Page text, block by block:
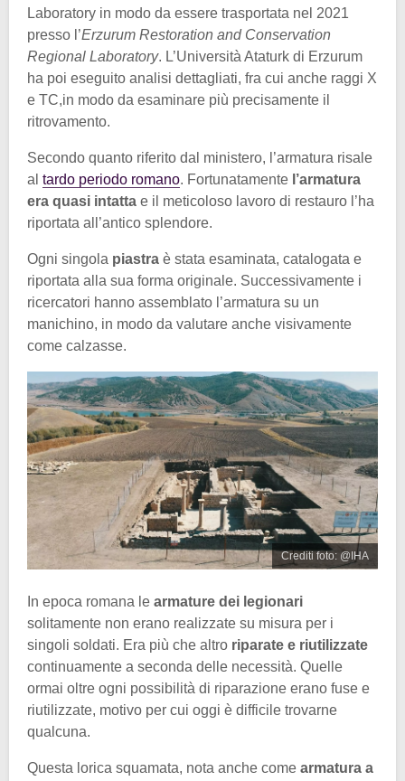
Laboratory in modo da essere trasportata nel 2021
presso l’Erzurum Restoration and Conservation
Regional Laboratory. L’Università Ataturk di Erzurum
ha poi eseguito analisi dettagliati, fra cui anche raggi X
e TC,in modo da esaminare più precisamente il
ritrovamento.
Secondo quanto riferito dal ministero, l’armatura risale
al tardo periodo romano. Fortunatamente l’armatura
era quasi intatta e il meticoloso lavoro di restauro l’ha
riportata all’antico splendore.
Ogni singola piastra è stata esaminata, catalogata e
riportata alla sua forma originale. Successivamente i
ricercatori hanno assemblato l’armatura su un
manichino, in modo da valutare anche visivamente
come calzasse.
Crediti foto: @IHA
In epoca romana le armature dei legionari
solitamente non erano realizzate su misura per i
singoli soldati. Era più che altro riparate e riutilizzate
continuamente a seconda delle necessità. Quelle
ormai oltre ogni possibilità di riparazione erano fuse e
riutilizzate, motivo per cui oggi è difficile trovarne
qualcuna.
Questa lorica squamata, nota anche come armatura a